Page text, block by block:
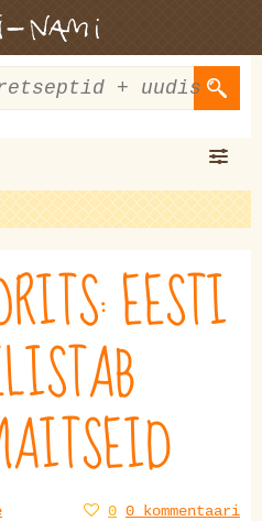
EESTI
0 0 kommentaari